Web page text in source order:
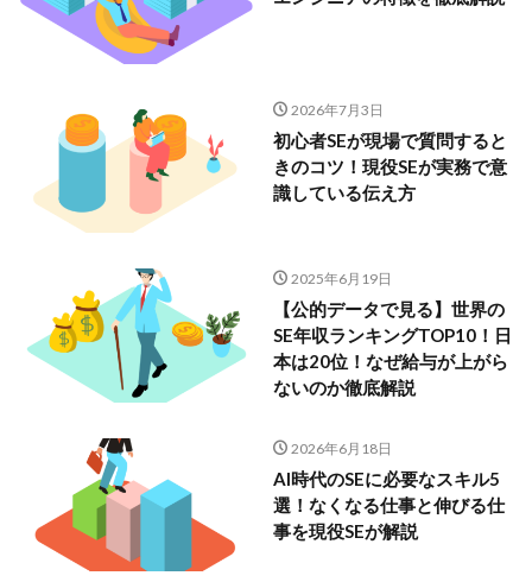
2026年7月3日
初心者SEが現場で質問すると
きのコツ！現役SEが実務で意
識している伝え方
2025年6月19日
【公的データで見る】世界の
SE年収ランキングTOP10！日
本は20位！なぜ給与が上がら
ないのか徹底解説
2026年6月18日
AI時代のSEに必要なスキル5
選！なくなる仕事と伸びる仕
事を現役SEが解説